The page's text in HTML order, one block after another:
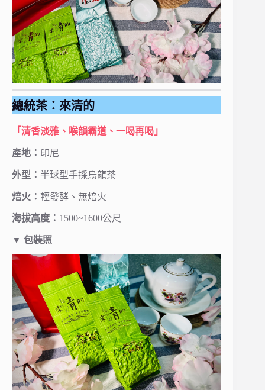
總統茶：來清的
「清香淡雅、喉韻霸道、一喝再喝」
產地： 印尼
外型： 半球型手採烏龍茶
焙火： 輕發酵、無焙火
海拔高度： 1500~1600公尺
▼ 包裝照